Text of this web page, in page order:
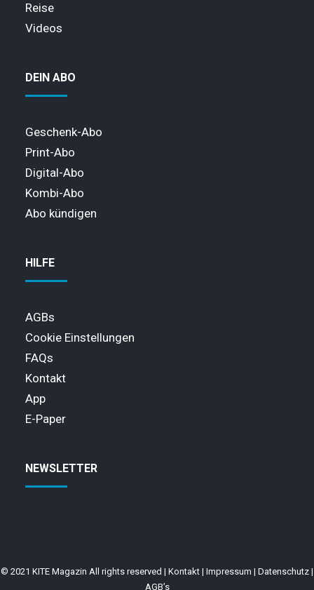
Reise
Videos
DEIN ABO
Geschenk-Abo
Print-Abo
Digital-Abo
Kombi-Abo
Abo kündigen
HILFE
AGBs
Cookie Einstellungen
FAQs
Kontakt
App
E-Paper
NEWSLETTER
© 2021 KITE Magazin All rights reserved | Kontakt | Impressum | Datenschutz |
AGB’s